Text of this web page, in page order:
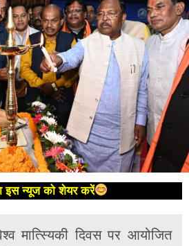
इस न्यूज को शेयर करें
मात्स्यिकी दिवस पर आयोजित